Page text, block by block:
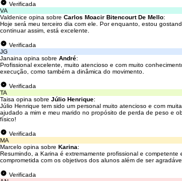
Verificada
VA
Valdenice opina sobre Carlos Moacir Bitencourt De Mello:
Hoje será meu terceiro dia com ele. Por enquanto, estou
continuar assim, está excelente.
Verificada
JG
Janaina opina sobre André:
Profissional excelente, muito atencioso e com muito
execução, como também a dinâmica do movimento.
Verificada
TA
Taisa opina sobre Júlio Henrique:
Júlio Henrique tem sido um personal muito atencioso e com
ajudado a mim e meu marido no propósito de perda de peso e
físico!
Verificada
MA
Marcelo opina sobre Karina:
Resumindo, a Karina é extremamente profissional e competente
comprometida com os objetivos dos alunos além de ser
Verificada